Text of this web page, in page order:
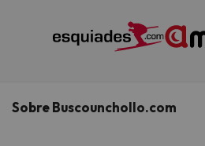
Sobre Buscounchollo.com